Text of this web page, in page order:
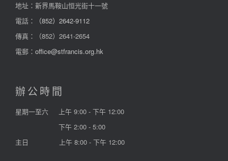
地址：新界馬鞍山恒光街十一號
電話：
（852）2642-9112
傳真：（852）2641-2654
電郵： office@stfrancis.org.hk
辦公時間
星期一至六
上午 9:00 - 下午 12:00
下午 2:00 - 5:00
主日
上午 8:00 - 下午 12:00